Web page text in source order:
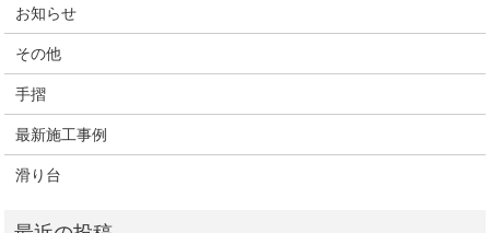
お知らせ
その他
手摺
最新施工事例
滑り台